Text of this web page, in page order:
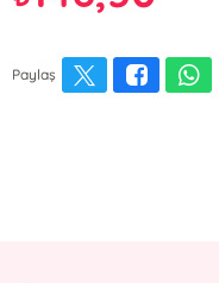
Paylaş